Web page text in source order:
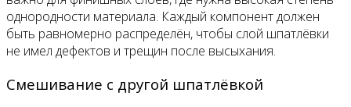
однородности материала. Каждый компонент должен
быть равномерно распределён, чтобы слой шпатлёвки
не имел дефектов и трещин после высыхания.
Смешивание с другой шпатлёвкой